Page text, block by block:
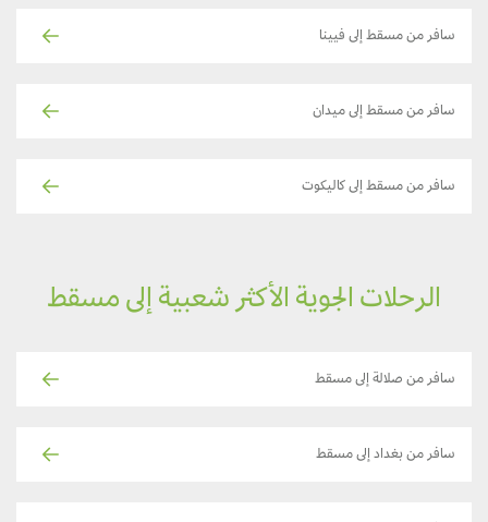
سافر من مسقط إلى فيينا
سافر من مسقط إلى ميدان
سافر من مسقط إلى كاليكوت
الرحلات الجوية الأكثر شعبية إلى مسقط
سافر من صلالة إلى مسقط
سافر من بغداد إلى مسقط